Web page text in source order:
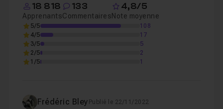
18 818
Apprenants
133
Commentaires
4,8/5
Note moyenne
5/5
108
4/5
17
3/5
5
2/5
2
1/5
1
Frédéric Bley Publié le 22/11/2022